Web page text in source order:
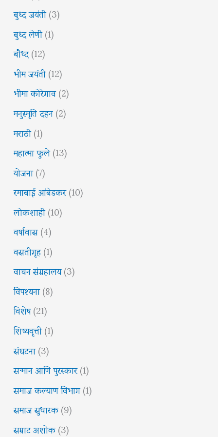
बुध्द जयंती(3)
बुध्द लेणी(1)
बौध्द(12)
भीम जयंती(12)
भीमा कोरेगाव(2)
मनुस्मृति दहन(2)
मराठी(1)
महात्मा फुले(13)
योजना(7)
रमाबाई आंबेडकर(10)
लोकशाही(10)
वर्षावास(4)
वसतीगृह(1)
वाचन संग्रहालय(3)
विपश्यना(8)
विशेष(21)
शिष्यवृत्ती(1)
संघटना(3)
सन्मान आणि पुरस्कार(1)
समाज कल्याण विभाग(1)
समाज सुधारक(9)
सम्राट अशोक(3)